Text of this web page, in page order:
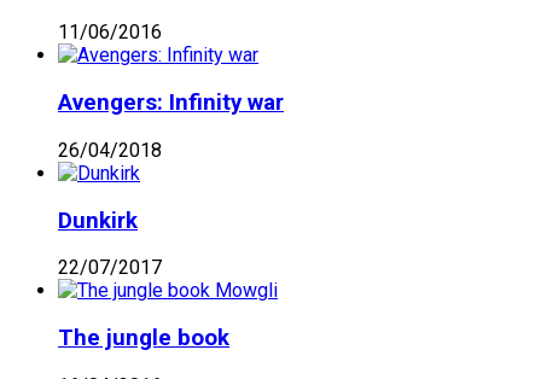
11/06/2016
Avengers: Infinity war
26/04/2018
Dunkirk
22/07/2017
The jungle book